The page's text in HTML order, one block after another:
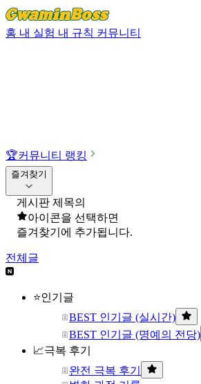
홈 내 실험 내 규칙 커뮤니티
🏆커뮤니티 랭킹
즐겨찾기
게시판 제목의
아이콘을 선택하면
즐겨찾기에 추가됩니다.
전체글
⭐인기글
BEST 인기글 (실시간)
BEST 인기글 (명예의 전당)
📈극복 후기
완전 극복 후기